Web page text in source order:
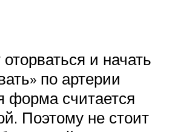
и начать
по артерии
форма считается
Поэтому не стоит